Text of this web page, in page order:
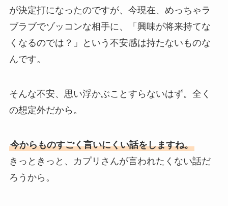
が決定打になったのですが、今現在、めっちゃラ
ブラブでゾッコンな相手に、「興味が将来持てな
くなるのでは？」という不安感は持たないものな
んです。
そんな不安、思い浮かぶことすらないはず。全く
の想定外だから。
今からものすごく言いにくい話をしますね。
きっときっと、カプリさんが言われたくない話だ
ろうから。